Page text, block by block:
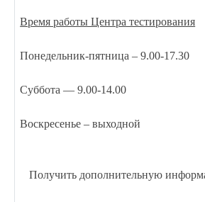
Время работы Центра тестирования
Понедельник-пятница – 9.00-17.30
Суббота — 9.00-14.00
Воскресенье – выходной
Получить дополнительную